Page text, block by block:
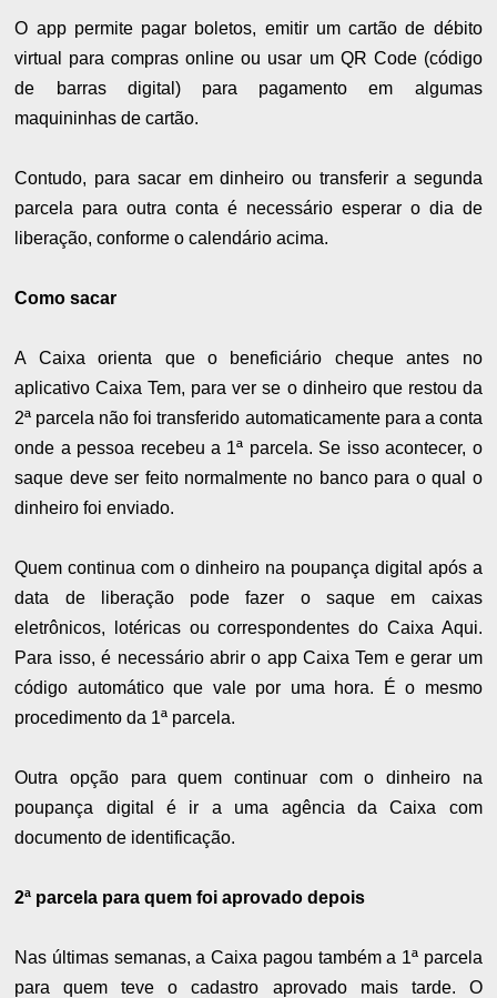
O app permite pagar boletos, emitir um cartão de débito
virtual para compras online ou usar um QR Code (código
de barras digital) para pagamento em algumas
maquininhas de cartão.
Contudo, para sacar em dinheiro ou transferir a segunda
parcela para outra conta é necessário esperar o dia de
liberação, conforme o calendário acima.
Como sacar
A Caixa orienta que o beneficiário cheque antes no
aplicativo Caixa Tem, para ver se o dinheiro que restou da
2ª parcela não foi transferido automaticamente para a conta
onde a pessoa recebeu a 1ª parcela. Se isso acontecer, o
saque deve ser feito normalmente no banco para o qual o
dinheiro foi enviado.
Quem continua com o dinheiro na poupança digital após a
data de liberação pode fazer o saque em caixas
eletrônicos, lotéricas ou correspondentes do Caixa Aqui.
Para isso, é necessário abrir o app Caixa Tem e gerar um
código automático que vale por uma hora. É o mesmo
procedimento da 1ª parcela.
Outra opção para quem continuar com o dinheiro na
poupança digital é ir a uma agência da Caixa com
documento de identificação.
2ª parcela para quem foi aprovado depois
Nas últimas semanas, a Caixa pagou também a 1ª parcela
para quem teve o cadastro aprovado mais tarde. O